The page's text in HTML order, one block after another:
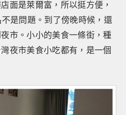
面是萊爾富，所以挺方便，
是問題。到了傍晚時候，還
市。小小的美食一條街，種
夜市美食小吃都有，是一個